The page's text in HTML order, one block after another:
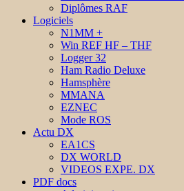
Diplômes RAF
Logiciels
N1MM +
Win REF HF – THF
Logger 32
Ham Radio Deluxe
Hamsphère
MMANA
EZNEC
Mode ROS
Actu DX
EA1CS
DX WORLD
VIDEOS EXPE. DX
PDF docs